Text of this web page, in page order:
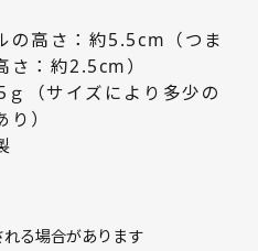
の高さ：約5.5cm（つま
さ：約2.5cm）
ｇ（サイズにより多少の
）
る場合があります